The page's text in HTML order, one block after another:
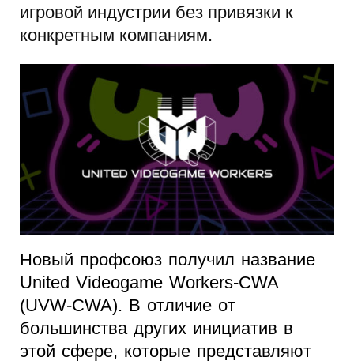
игровой индустрии без привязки к
конкретным компаниям.
Новый профсоюз получил название
United Videogame Workers-CWA
(UVW-CWA). В отличие от
большинства других инициатив в
этой сфере, которые представляют